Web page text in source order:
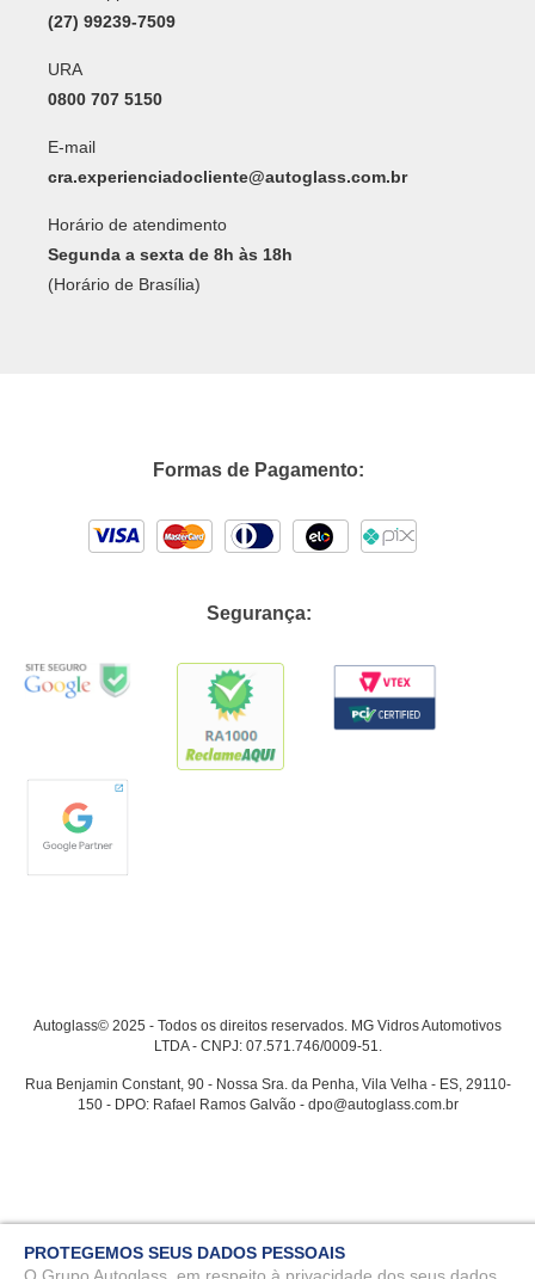
(27) 99239-7509
URA
0800 707 5150
E-mail
cra.experienciadocliente@autoglass.com.br
Horário de atendimento
Segunda a sexta de 8h às 18h
(Horário de Brasília)
Formas de Pagamento:
Segurança:
Autoglass© 2025 - Todos os direitos reservados. MG Vidros Automotivos
LTDA - CNPJ: 07.571.746/0009-51.
Rua Benjamin Constant, 90 - Nossa Sra. da Penha, Vila Velha - ES, 29110-
150 - DPO: Rafael Ramos Galvão - dpo@autoglass.com.br
PROTEGEMOS SEUS DADOS PESSOAIS